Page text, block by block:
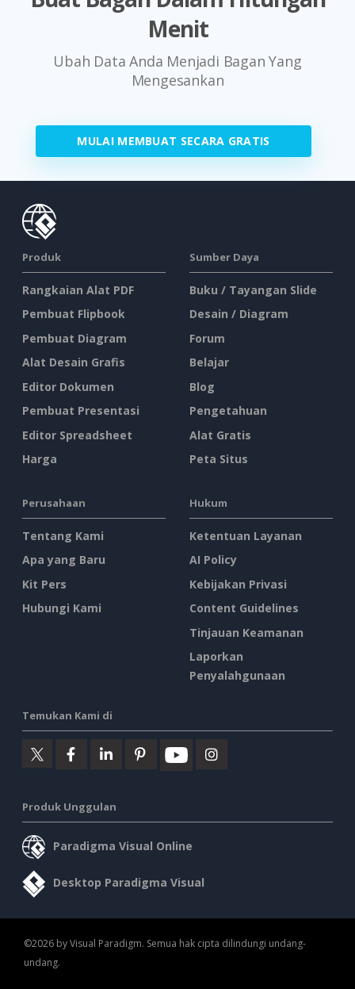
Menit
Ubah Data Anda Menjadi Bagan Yang
Mengesankan
MULAI MEMBUAT SECARA GRATIS
Produk
Rangkaian Alat PDF
Pembuat Flipbook
Pembuat Diagram
Alat Desain Grafis
Editor Dokumen
Pembuat Presentasi
Editor Spreadsheet
Harga
Sumber Daya
Buku / Tayangan Slide
Desain / Diagram
Forum
Belajar
Blog
Pengetahuan
Alat Gratis
Peta Situs
Perusahaan
Tentang Kami
Apa yang Baru
Kit Pers
Hubungi Kami
Hukum
Ketentuan Layanan
AI Policy
Kebijakan Privasi
Content Guidelines
Tinjauan Keamanan
Laporkan
Penyalahgunaan
Temukan Kami di
Produk Unggulan
Paradigma Visual Online
Desktop Paradigma Visual
©2026 by Visual Paradigm. Semua hak cipta dilindungi undang-
undang.